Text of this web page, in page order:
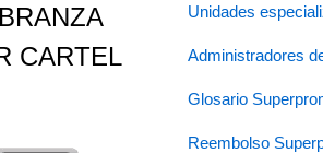
CARTEL
Unidades
Administradores
Glosario
Reembolso